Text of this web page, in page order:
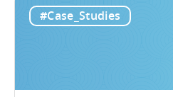
#Case_Studies